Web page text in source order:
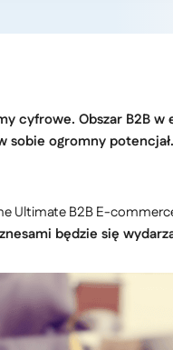
cyfrowe. Obszar B2B
sobie ogromny
B2B E-
będzie się